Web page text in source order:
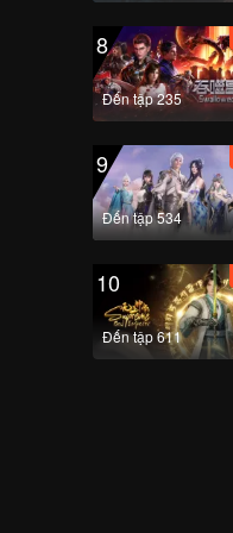
8
Đến tập 235
9
Đến tập 534
10
Đến tập 611